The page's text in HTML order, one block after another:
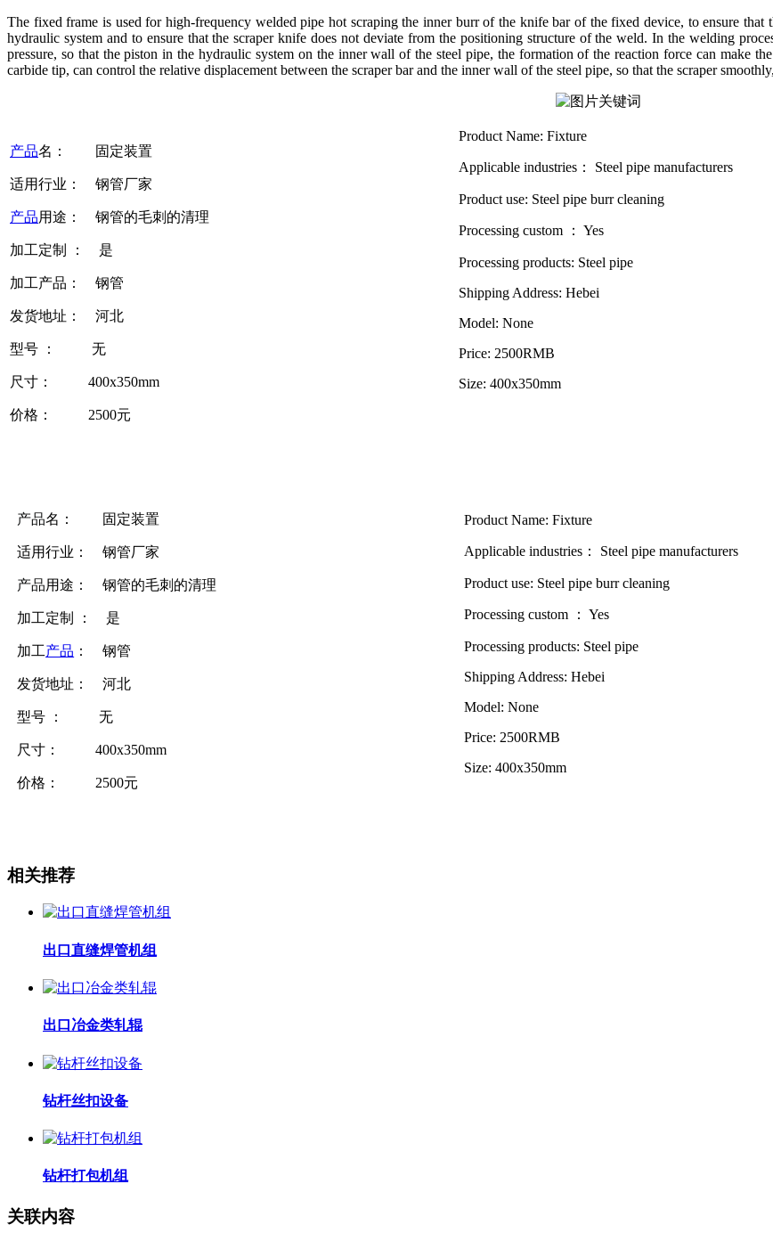
The fixed frame is used for high-frequency welded pipe hot scraping the inner burr of the knife bar of the fixed device, to ensure
hydraulic system and to ensure that the scraper knife does not deviate from the positioning structure of the weld. In the welding
pressure, so that the piston in the hydraulic system on the inner wall of the steel pipe, the formation of the reaction force can make
carbide tip, can control the relative displacement between the scraper bar and the inner wall of the steel pipe, so that the scraper
产品名： 固定装置
适用行业： 钢管厂家
产品用途： 钢管的毛刺的清理
加工定制 ： 是
加工产品： 钢管
发货地址： 河北
型号 ： 无
尺寸： 400x350mm
价格： 2500元
Product Name: Fixture
Applicable industries： Steel pipe manufacturers
Product use: Steel pipe burr cleaning
Processing custom ： Yes
Processing products: Steel pipe
Shipping Address: Hebei
Model: None
Price: 2500RMB
Size: 400x350mm
产品名： 固定装置
适用行业： 钢管厂家
产品用途： 钢管的毛刺的清理
加工定制 ： 是
加工产品 ： 钢管
发货地址： 河北
型号 ： 无
尺寸： 400x350mm
价格： 2500元
Product Name: Fixture
Applicable industries： Steel pipe manufacturers
Product use: Steel pipe burr cleaning
Processing custom ： Yes
Processing products: Steel pipe
Shipping Address: Hebei
Model: None
Price: 2500RMB
Size: 400x350mm
相关推荐
出口直缝焊管机组
出口冶金类轧辊
钻杆丝扣设备
钻杆打包机组
关联内容